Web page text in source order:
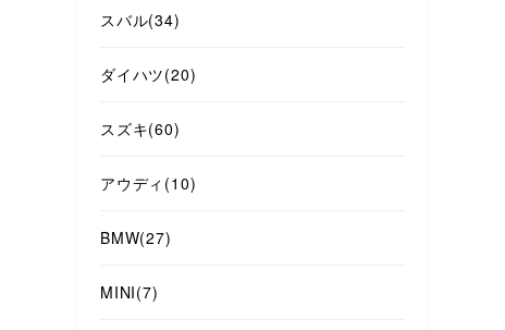
スバル(34)
ダイハツ(20)
スズキ(60)
アウディ (10)
BMW(27)
MINI(7)